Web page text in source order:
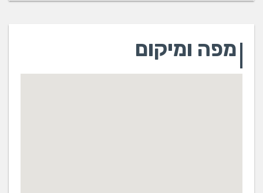
מפה ומיקום